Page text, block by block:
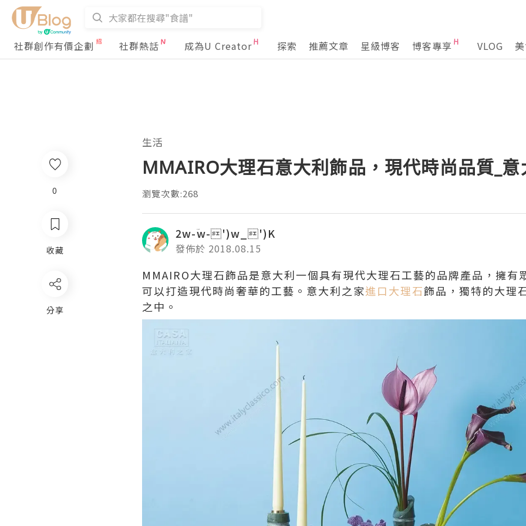
社群創作有價企劃 社群熱話 成為U Creator 探索 推薦文章 星級博客 博客專享 VLOG
0
收藏
分享
生活
MMAIRO大理石意大利飾品，現代時尚品質_
瀏覽次數:268
2w-ؔw-')w_')K
發佈於 2018.08.15
MMAIRO大理石飾品是意大利一個具有現代大理石工藝的品牌產品，擁有
可以打造現代時尚奢華的工藝。意大利之家進口大理石飾品，獨特的大理
之中。